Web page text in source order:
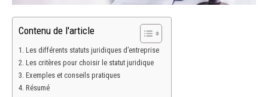
Contenu de l'article
Les différents statuts juridiques d’entreprise
Les critères pour choisir le statut juridique
Exemples et conseils pratiques
Résumé